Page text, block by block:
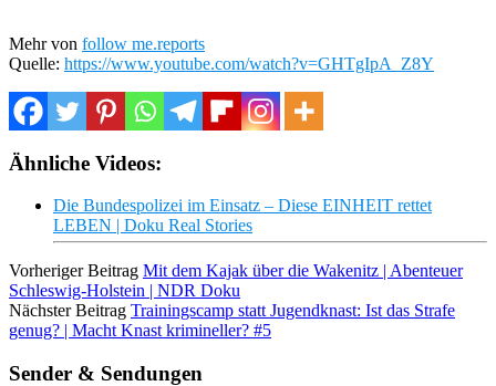
Mehr von follow me.reports
Quelle: https://www.youtube.com/watch?v=GHTgIpA_Z8Y
Ähnliche Videos:
Die Bundespolizei im Einsatz – Diese EINHEIT rettet
LEBEN | Doku Real Stories
Vorheriger Beitrag Mit dem Kajak über die Wakenitz | Abenteuer
Schleswig-Holstein | NDR Doku
Nächster Beitrag Trainingscamp statt Jugendknast: Ist das Strafe
genug? | Macht Knast krimineller? #5
Sender & Sendungen